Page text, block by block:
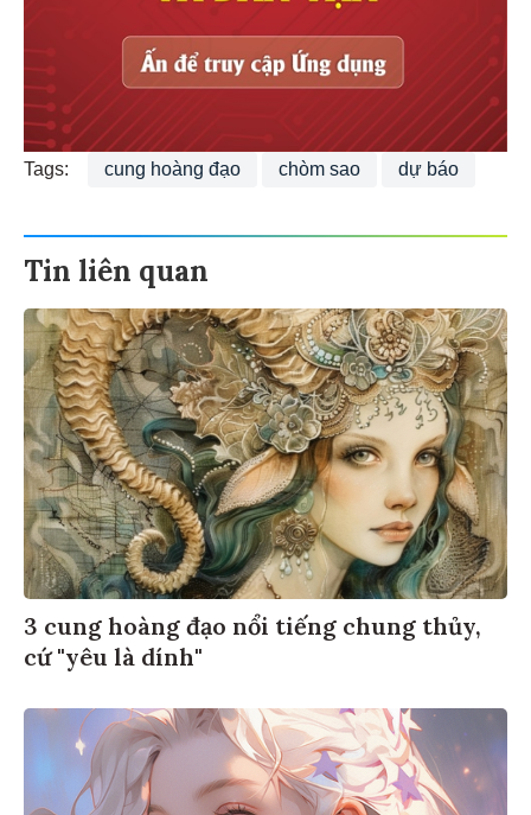
Tags: cung hoàng đạo chòm sao dự báo
Tin liên quan
3 cung hoàng đạo nổi tiếng chung thủy,
cứ "yêu là dính"